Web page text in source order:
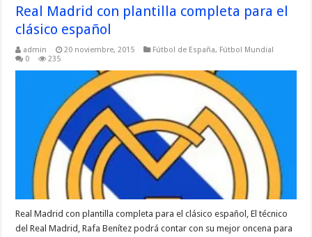
Real Madrid con plantilla completa para el
clásico español
admin 20 noviembre, 2015 Fútbol de España, Fútbol Mundial
0
235
Real Madrid con plantilla completa para el clásico español, El técnico
del Real Madrid, Rafa Benítez podrá contar con su mejor oncena para